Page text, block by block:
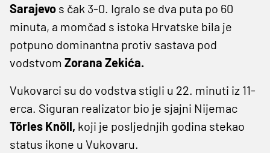
Sarajevo s čak 3-0. Igralo se dva puta po 60
minuta, a momčad s istoka Hrvatske bila je
potpuno dominantna protiv sastava pod
vodstvom Zorana Zekića.
Vukovarci su do vodstva stigli u 22. minuti iz 11-
erca. Siguran realizator bio je sjajni Nijemac
Törles Knöll, koji je posljednjih godina stekao
status ikone u Vukovaru.